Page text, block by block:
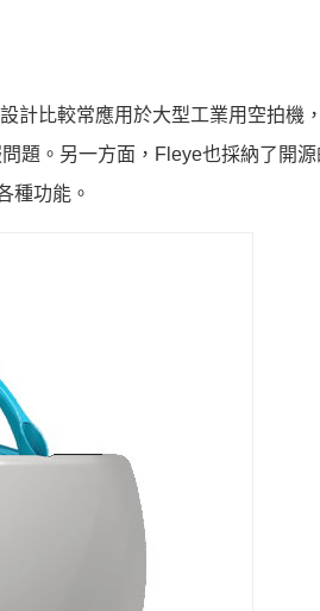
計比較常應用於大型工業用空拍機
題。另一方面，Fleye也採納了開源
種功能。